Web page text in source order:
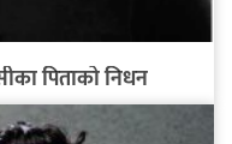
पिताको निधन